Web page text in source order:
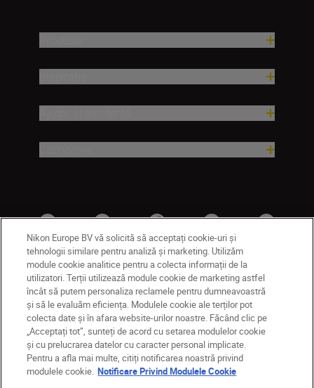
RO Nikon Sites
Contactaţi-ne
Politică de confidențialitate
Termeni de utilizare
Notificare privind modulele cookie
Setări cookie
© 2026 Nikon
Nikon Europe BV vă solicită să acceptați cookie-uri și
tehnologii similare pentru analiză și marketing. Utilizăm
module cookie analitice pentru a colecta informații de la
utilizatori. Terții utilizează module cookie de marketing astfel
încât să putem personaliza reclamele pentru dumneavoastră
și să le evaluăm eficiența. Modulele cookie ale terților pot
colecta date și în afara website-urilor noastre. Făcând clic pe
„Acceptați tot”, sunteți de acord cu setarea modulelor cookie
și cu prelucrarea datelor cu caracter personal implicate.
Pentru a afla mai multe, citiți notificarea noastră privind
modulele cookie. Notificare Privind Modulele Cookie